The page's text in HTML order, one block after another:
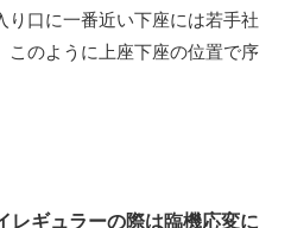
り口に一番近い下座には若手社
このように上座下座の位置で序
レギュラーの際は臨機応変に